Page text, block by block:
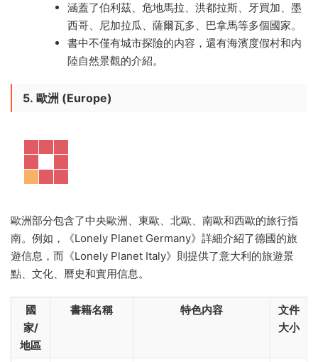
涵蓋了伯利茲、危地馬拉、洪都拉斯、牙買加、墨
西哥、尼加拉瓜、薩爾瓦多、巴拿馬等多個國家。
書中不僅有城市探險的内容，還有海濱度假村和内
陸自然景觀的介紹。
5. 歐洲 (Europe)
歐洲部分包含了中央歐洲、東歐、北歐、南歐和西歐的旅行指
南。例如，《Lonely Planet Germany》詳細介紹了德國的旅
遊信息，而《Lonely Planet Italy》則提供了意大利的旅遊景
點、文化、曆史和實用信息。
國
家/
地區
書籍名稱 特色内容
文件
大小